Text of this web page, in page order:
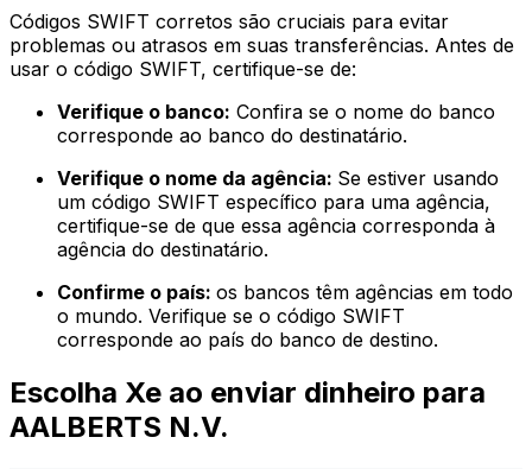
Códigos SWIFT corretos são cruciais para evitar
problemas ou atrasos em suas transferências. Antes de
usar o código SWIFT, certifique-se de:
Verifique o banco: Confira se o nome do banco
corresponde ao banco do destinatário.
Verifique o nome da agência: Se estiver usando
um código SWIFT específico para uma agência,
certifique-se de que essa agência corresponda à
agência do destinatário.
Confirme o país: os bancos têm agências em todo
o mundo. Verifique se o código SWIFT
corresponde ao país do banco de destino.
Escolha Xe ao enviar dinheiro para
AALBERTS N.V.